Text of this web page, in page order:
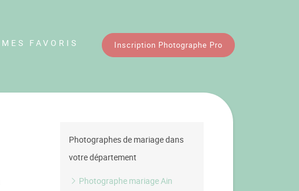
MES FAVORIS Inscription Photographe Pro
Photographes de mariage dans
votre département
Photographe mariage Ain